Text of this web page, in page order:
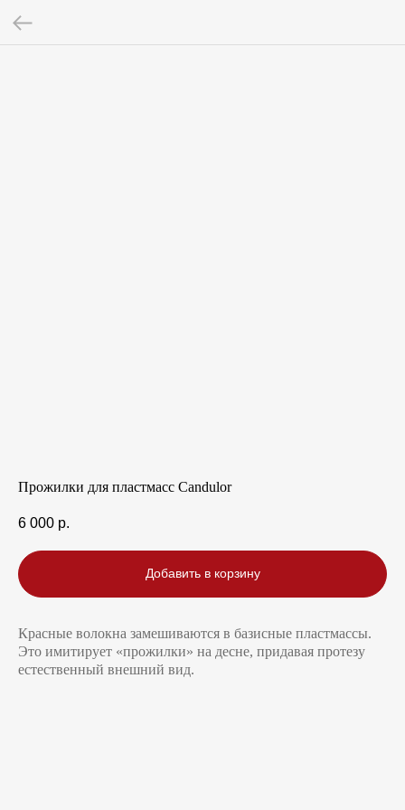
Прожилки для пластмасс Candulor
6 000 р.
Добавить в корзину
Красные волокна замешиваются в базисные пластмассы.
Это имитирует «прожилки» на десне, придавая протезу
естественный внешний вид.